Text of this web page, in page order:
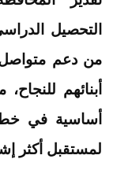
التحصيل
من دعم
أبنائهم
أساسية في خطط
لمستقبل أكثر